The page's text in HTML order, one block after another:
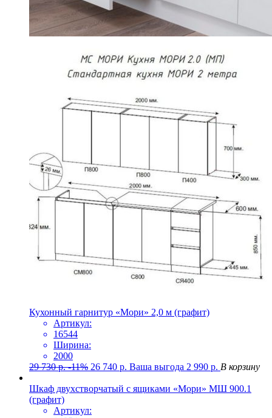
Кухонный гарнитур «Мори» 2,0 м (графит)
Артикул:
16544
Ширина:
2000
29 730р. -11% 26 740 р. Ваша выгода 2 990 р. В корзину
Шкаф двухстворчатый с ящиками «Мори» МШ 900.1
(графит)
Артикул: